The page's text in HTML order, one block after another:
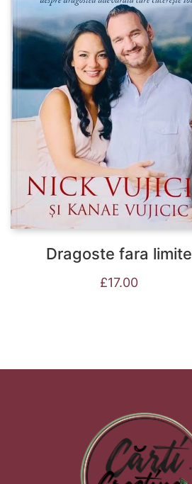
Dragoste fara limite
£17.00